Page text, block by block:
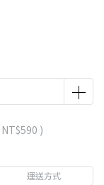
NT$590 )
運送方式